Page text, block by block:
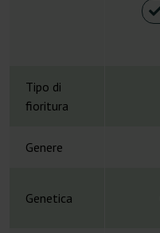
Tipo di
fioritura
Genere
Genetica